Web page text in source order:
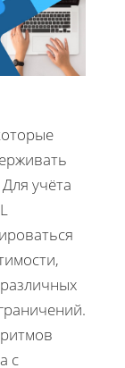
учёта
с